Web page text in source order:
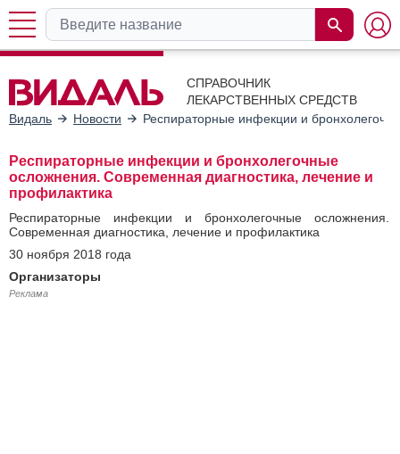
СПРАВОЧНИК
ЛЕКАРСТВЕННЫХ СРЕДСТВ
Видаль
Новости Респираторные инфекции и
Респираторные инфекции и бронхолегочные
осложнения. Современная диагностика, лечение и
профилактика
Респираторные инфекции и бронхолегочные осложнения.
Современная диагностика, лечение и профилактика
30 ноября 2018 года
Организаторы
Реклама